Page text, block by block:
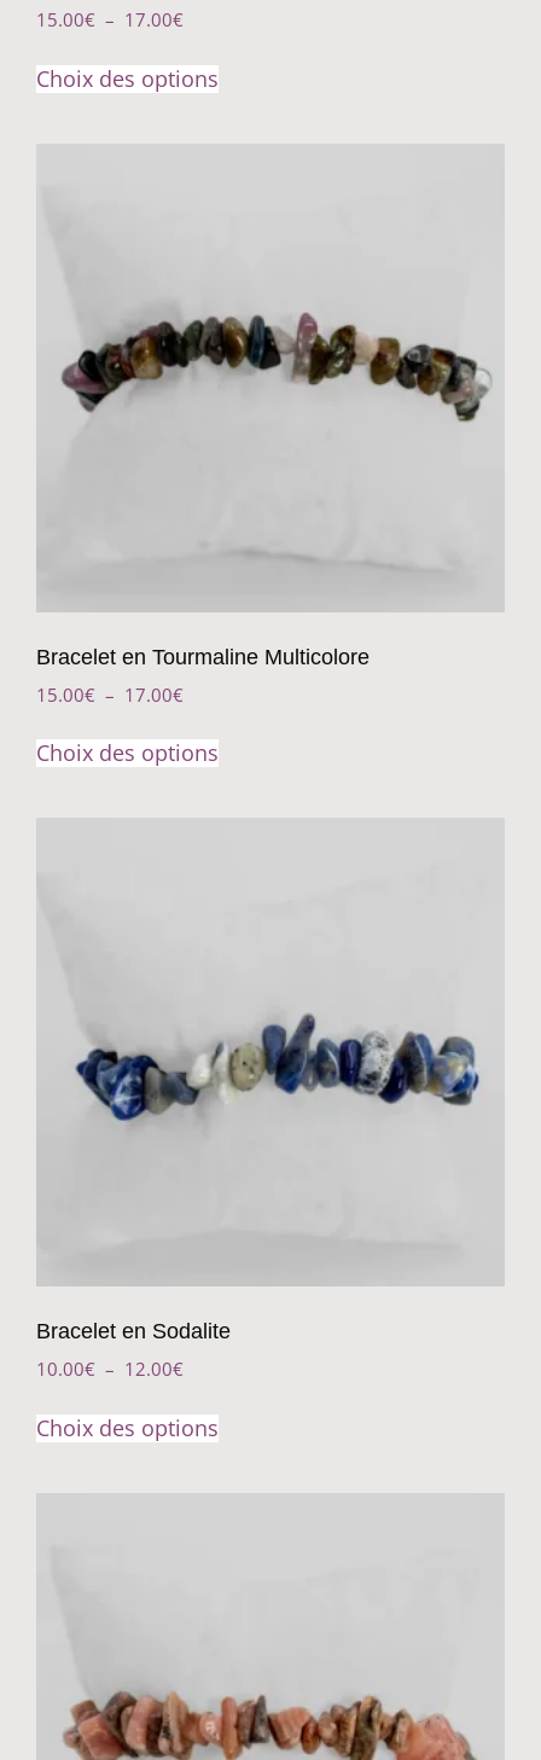
15.00€ – 17.00€
Choix des options
Bracelet en Tourmaline Multicolore
15.00€ – 17.00€
Choix des options
Bracelet en Sodalite
10.00€ – 12.00€
Choix des options